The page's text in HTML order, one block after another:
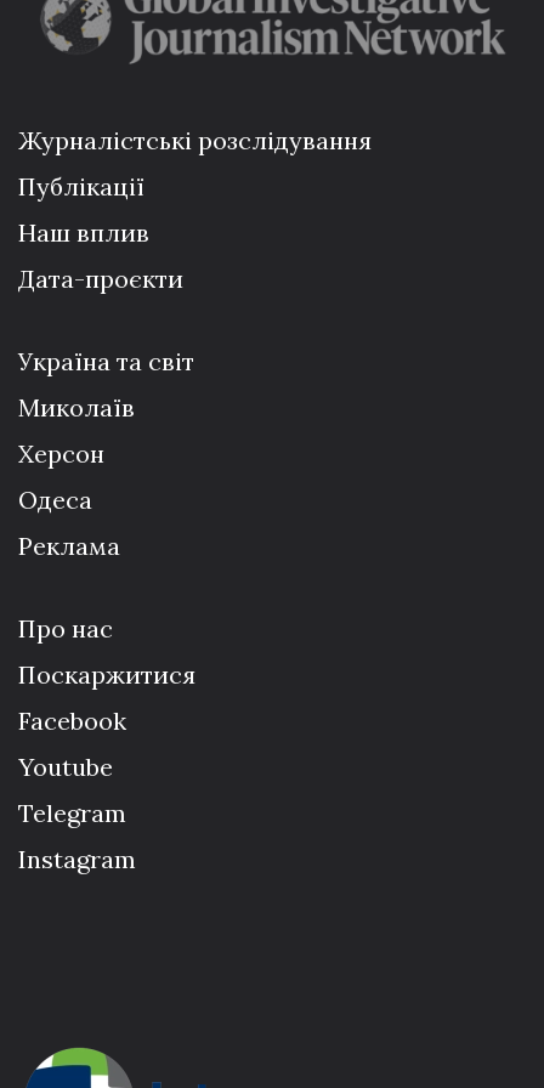
Журналістські розслідування
Публікації
Наш вплив
Дата-проєкти
Україна та світ
Миколаїв
Херсон
Одеса
Реклама
Про нас
Поскаржитися
Facebook
Youtube
Telegram
Instagram